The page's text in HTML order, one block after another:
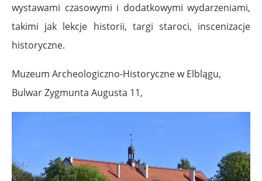
wystawami czasowymi i dodatkowymi wydarzeniami,
takimi jak lekcje historii, targi staroci, inscenizacje
historyczne.
Muzeum Archeologiczno-Historyczne w Elblągu,
Bulwar Zygmunta Augusta 11,